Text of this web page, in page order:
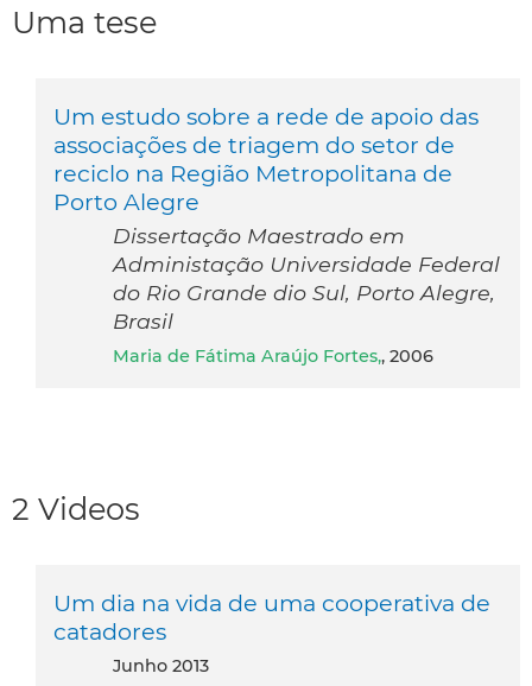
Uma tese
Um estudo sobre a rede de apoio das
associações de triagem do setor de
reciclo na Região Metropolitana de
Porto Alegre
Dissertação Maestrado em
Administação Universidade Federal
do Rio Grande dio Sul, Porto Alegre,
Brasil
Maria de Fátima Araújo Fortes,, 2006
2 Videos
Um dia na vida de uma cooperativa de
catadores
junho 2013